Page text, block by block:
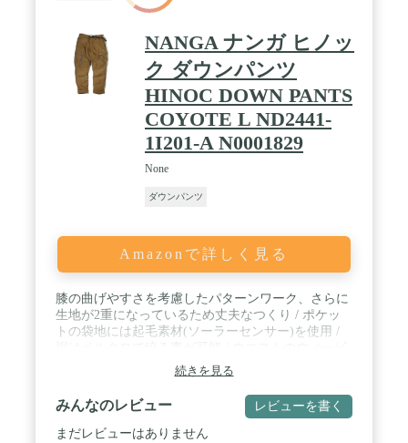
NANGA ナンガ ヒノッ
ク ダウンパンツ
HINOC DOWN PANTS
COYOTE L ND2441-
1I201-A N0001829
None
ダウンパンツ
Amazonで詳しく見る
膝の曲げやすさを考慮したパターンワーク、さらに
生地が2重になっているため丈夫なつくり / ポケッ
トの袋地には起毛素材(ソーラーセンサー)を使用 /
ングベルトとバックルでウエストのサイズ調整も可
能 / 左膝部分に同色NANGA刺繍ロゴ入り
続きを見る
みんなのレビュー レビューを書く
まだレビューはありません